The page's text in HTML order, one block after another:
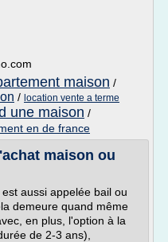
maison /
/ location vente a terme
une maison /
en de france
maison ou
aussi appelée bail ou
demeure quand même
en plus, l'option à la
de 2-3 ans),